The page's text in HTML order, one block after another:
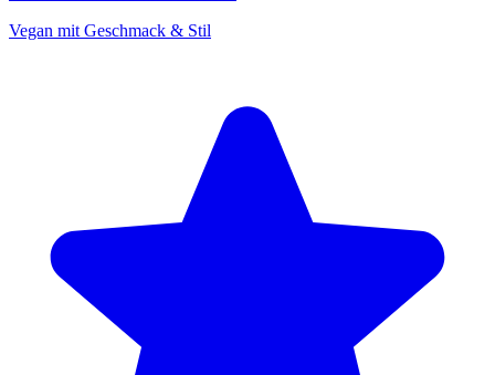
Vegan mit Geschmack & Stil